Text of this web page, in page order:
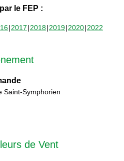
le FEP :
2017 2018 2019 2020 2022
Saint-Symphorien
de Vent